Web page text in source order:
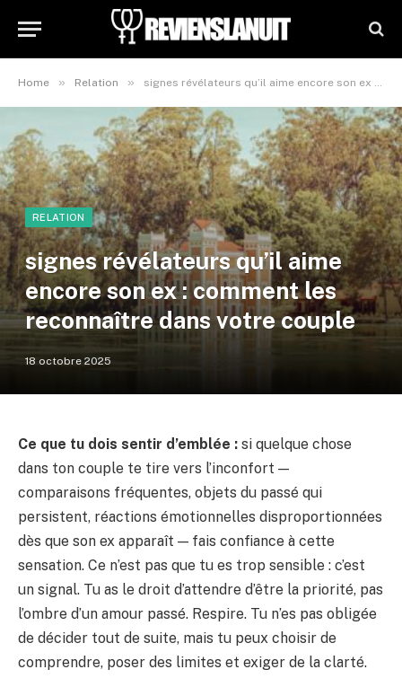
Home » Relation » signes révélateurs qu’il aime encore son ex : comment les reconnaître dans votre couple
RELATION
signes révélateurs qu’il aime
encore son ex : comment les
reconnaître dans votre couple
18 octobre 2025
Ce que tu dois sentir d’emblée : si quelque chose
dans ton couple te tire vers l’inconfort —
comparaisons fréquentes, objets du passé qui
persistent, réactions émotionnelles disproportionnées
dès que son ex apparaît — fais confiance à cette
sensation. Ce n’est pas que tu es trop sensible : c’est
un signal. Tu as le droit d’attendre d’être la priorité, pas
l’ombre d’un amour passé. Respire. Tu n’es pas obligée
de décider tout de suite, mais tu peux choisir de
comprendre, poser des limites et exiger de la clarté.